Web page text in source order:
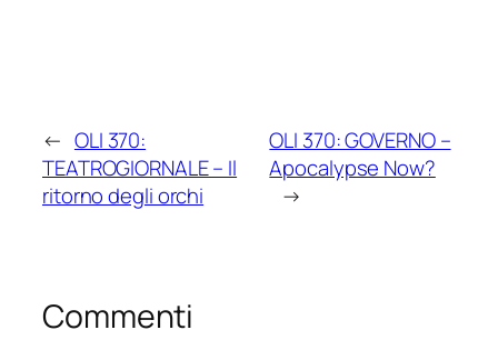
← OLI 370:
TEATROGIORNALE – Il
ritorno degli orchi
OLI 370: GOVERNO –
Apocalypse Now?
→
Commenti